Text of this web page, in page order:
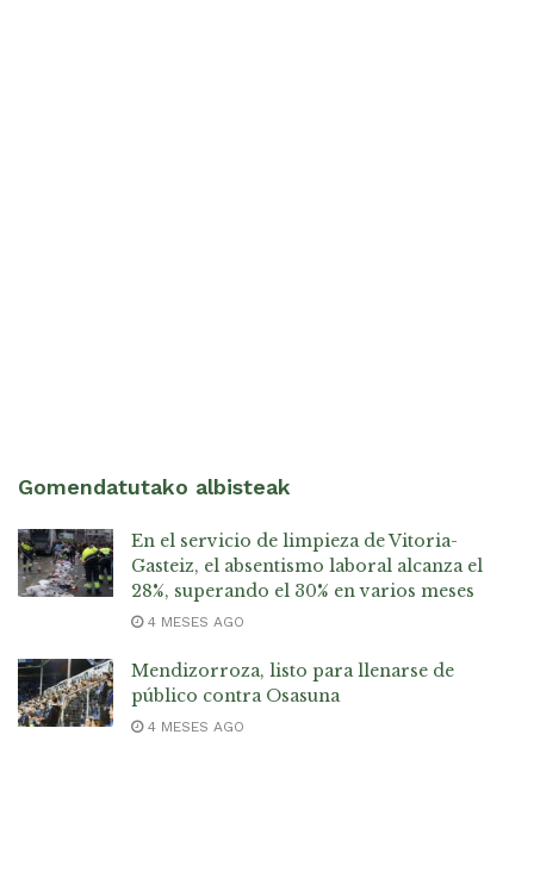
Gomendatutako albisteak
En el servicio de limpieza de Vitoria-
Gasteiz, el absentismo laboral alcanza el
28%, superando el 30% en varios meses
4 MESES AGO
Mendizorroza, listo para llenarse de
público contra Osasuna
4 MESES AGO